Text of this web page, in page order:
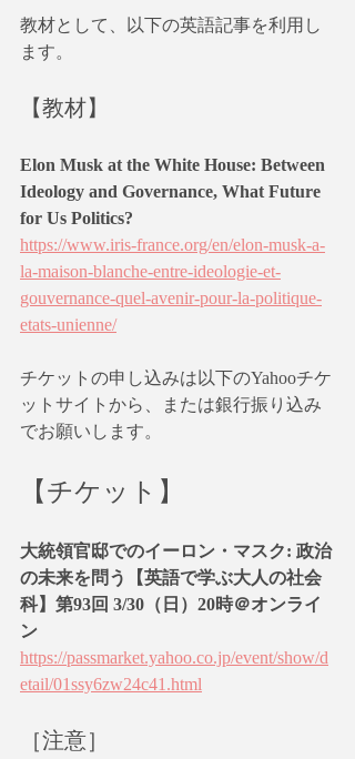
教材として、以下の英語記事を利用し
ます。
【教材】
Elon Musk at the White House: Between
Ideology and Governance, What Future
for Us Politics?
https://www.iris-france.org/en/elon-musk-a-
la-maison-blanche-entre-ideologie-et-
gouvernance-quel-avenir-pour-la-politique-
etats-unienne/
チケットの申し込みは以下のYahooチケ
ットサイトから、または銀行振り込み
でお願いします。
【チケット】
大統領官邸でのイーロン・マスク: 政治
の未来を問う【英語で学ぶ大人の社会
科】第93回 3/30（日）20時＠オンライ
ン
https://passmarket.yahoo.co.jp/event/show/d
etail/01ssy6zw24c41.html
［注意］